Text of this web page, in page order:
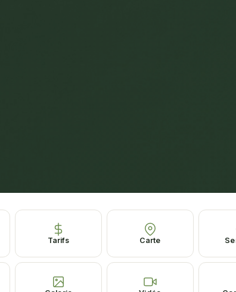
Tarifs Carte